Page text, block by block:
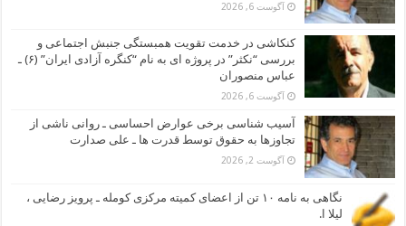
آگوست 6, 2026
کنکاشی در خدمت تقویت همبستگی جنبش اجتماعی و
بررسی “نکثر” در پروژه ای به نام “کنگره آزادی ایران” (۶) ـ
عباس منصوران
آگوست 6, 2026
آسیب شناسی برخی عوارض احساسی ـ روانی ناشی از
تجاوزها به حقوق توسط قدرت ها ـ علی صدارت
آگوست 2, 2026
نگاهی به نامه ۱۰ تن از اعضای کمیته مرکزی کومله ـ پرویز رضایی ،
لیلا ا.